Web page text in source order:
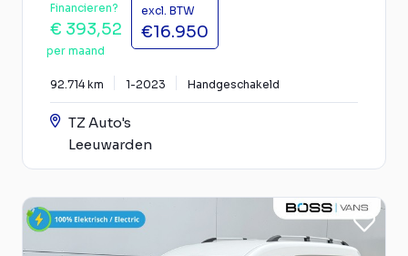
Financieren?
€ 393,52
per maand
excl. BTW
€16.950
92.714 km 1-2023 Handgeschakeld
TZ Auto's
Leeuwarden